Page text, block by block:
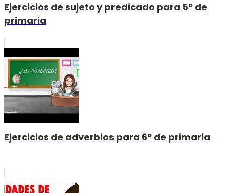
Ejercicios de sujeto y predicado para 5º de
primaria
Ejercicios de adverbios para 6º de primaria